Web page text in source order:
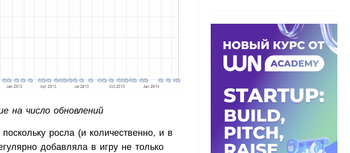
на число обновлений
росла (и количественно, и в
добавляла в игру не только